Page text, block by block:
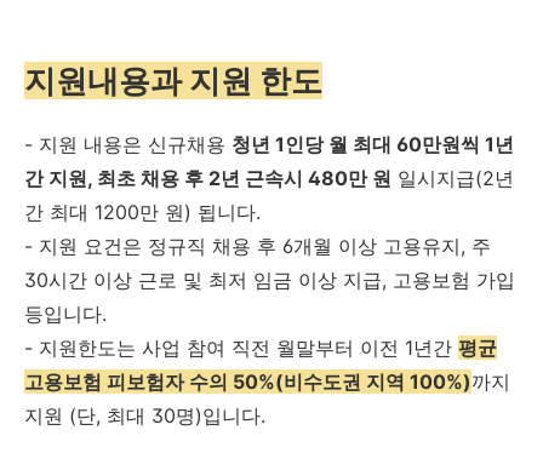
지원내용과 지원 한도
- 지원 내용은 신규채용 청년 1인당 월 최대 60만원씩 1년
간 지원, 최초 채용 후 2년 근속시 480만 원 일시지급(2년
간 최대 1200만 원) 됩니다.
- 지원 요건은 정규직 채용 후 6개월 이상 고용유지, 주
30시간 이상 근로 및 최저 임금 이상 지급, 고용보험 가입
등입니다.
- 지원한도는 사업 참여 직전 월말부터 이전 1년간 평균
고용보험 피보험자 수의 50%(비수도권 지역 100%)까지
지원 (단, 최대 30명)입니다.